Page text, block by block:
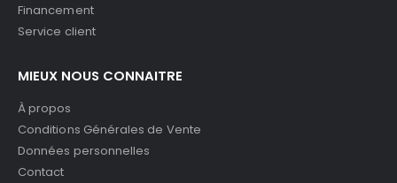
Financement
Service client
MIEUX NOUS CONNAITRE
À propos
Conditions Générales de Vente
Données personnelles
Contact